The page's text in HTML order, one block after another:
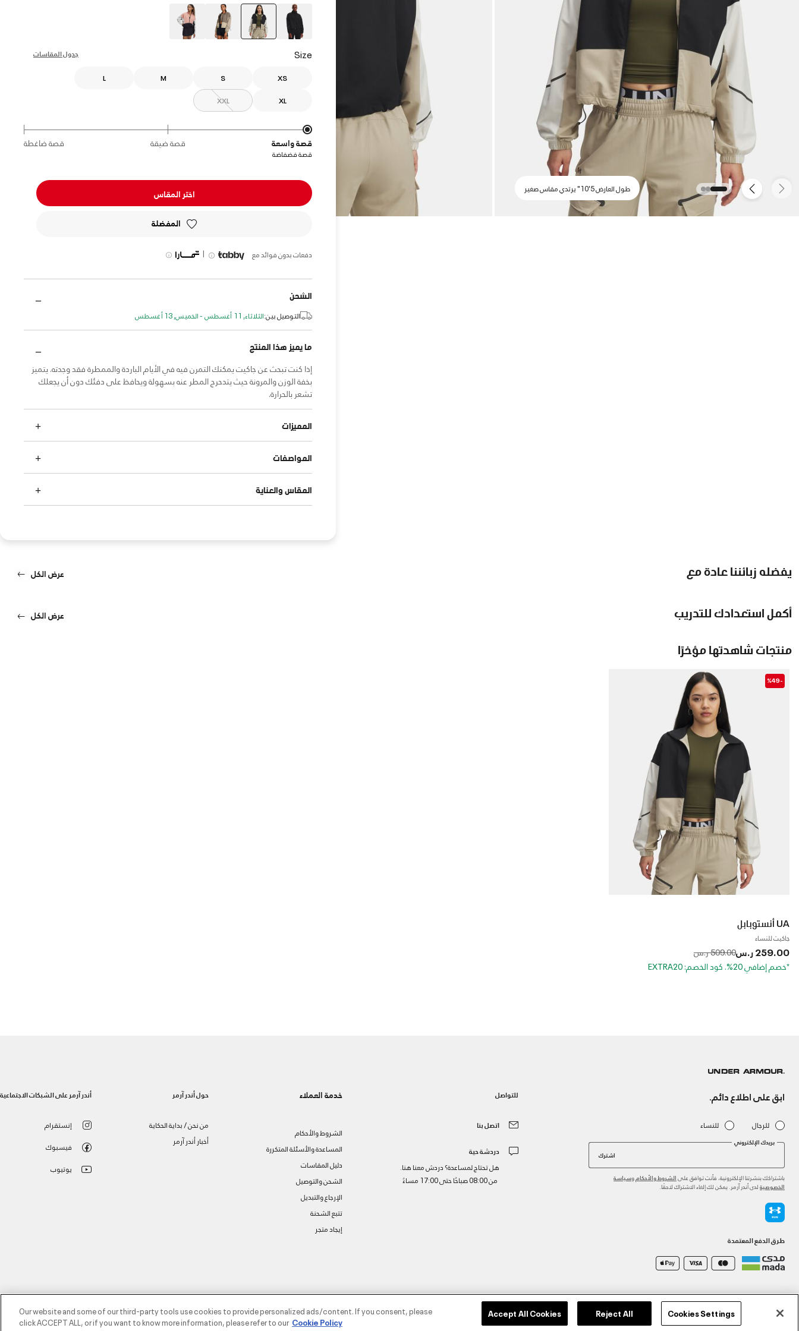
طول العارض 5'10" يرتدي مقاس صغير
Size جدول المقاسات
XS
S
M
L
XL
XXL
قصة واسعة قصة ضيقة قصة ضاغطة
قصة فضفاضة
اختر المقاس
المفضلة
دفعات بدون فوائد مع |
الشحن
التوصيل بين:الثلاثاء, 11 أغسطس - الخميس, 13 أغسطس
ما يميز هذا المنتج
إذا كنت تبحث عن جاكيت يمكنك التمرن فيه في الأيام الباردة والممطرة فقد وجدته. يتميز
بخفة الوزن والمرونة حيث يتدحرج المطر عنه بسهولة ويحافظ على دفئك دون أن يجعلك
تشعر بالحرارة.
المميزات
المواصفات
المقاس والعناية
يفضله زبائننا عادة مع عرض الكل
أكمل استعدادك للتدريب عرض الكل
منتجات شاهدتها مؤخرًا
-%49
UA أنستوبابل
جاكيت للنساء
259.00 ر.س Price reduced from
509.00 ر.س
to
*خصم إضافي 20%. كود الخصم: EXTRA20
ابق على اطلاع دائم.
للرجال للنساء
بريدك الإلكتروني
اشترك
باشتراكك بنشرتنا الإلكترونية، فأنت توافق على الشروط والأحكام وسياسة
الخصوصية لدى أندر آرمر. يمكن لك إلغاء الاشتراك لاحقًا.
طرق الدفع المعتمدة
للتواصل
اتصل بنا
دردشة حية
هل تحتاج لمساعدة؟ دردش معنا هنا.
من 08:00 صباحًا حتى 17:00 مساءً
خدمة العملاء
الشروط والأحكام
المساعدة والأسئلة المتكررة
دليل المقاسات
الشحن والتوصيل
الإرجاع والتبديل
تتبع الشحنة
إيجاد متجر
حول أندر آرمر
من نحن / بداية الحكاية
أخبار أندر آرمر
أندر آرمر على الشبكات الاجتماعية
إنستقرام
فيسبوك
يوتيوب
©2026 الحقوق محفوظة لشركة اثلوسيتي ش.ذ.م.م، سياسة الخصوصية/الشروط والأحكام/سياسة الكوكيز
Our website and some of our third-party tools use cookies to provide personalized ads/content. If you consent, please
click ACCEPT ALL, or if you want to know more information, please refer to our Cookie Policy
Cookies Settings
Reject All
Accept All Cookies